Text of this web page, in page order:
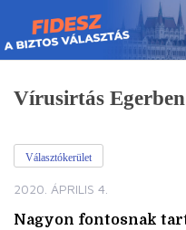
Skip
to
content
Vírusirtás Egerben
Választókerület
2020. ÁPRILIS 4.
Nagyon fontosnak